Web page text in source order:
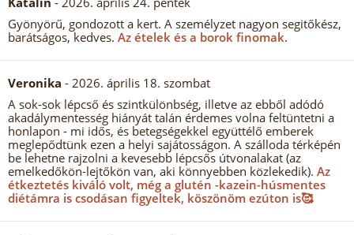
Gyönyörű, gondozott a kert. A személyzet nagyon segitőkész,
barátságos, kedves. Az ételek és a borok finomak.
Veronika - 2026. április 18. szombat
A sok-sok lépcső és szintkülönbség, illetve az ebből adódó
akadálymentesség hiányát talán érdemes volna feltüntetni a
honlapon - mi idős, és betegségekkel együttélő emberek
meglepődtünk ezen a helyi sajátosságon. A szálloda térképén
be lehetne rajzolni a kevesebb lépcsős útvonalakat (az
emelkedőkön-lejtőkön van, aki könnyebben közlekedik). Az
étkeztetés kiváló volt, még a glutén -kazein-húsmentes
diétámra is csodásan figyeltek, köszönöm ezúton is🥰